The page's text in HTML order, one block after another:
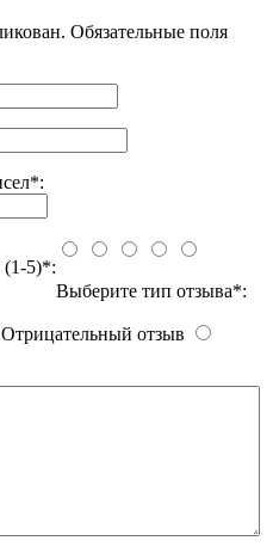
Обязательные поля
(1-5)*:
Выберите тип отзыва*:
Отрицательный отзыв